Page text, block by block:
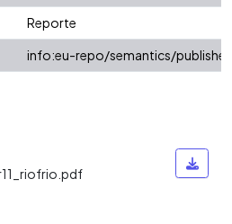
Reporte
info:eu-repo/semantics/